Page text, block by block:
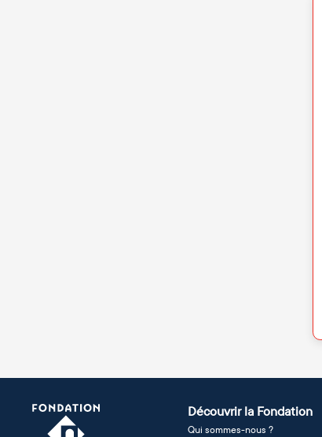
Découvrir la Fondation
Qui sommes-nous ?